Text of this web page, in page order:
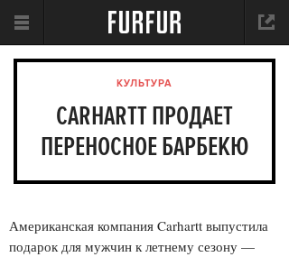
КУЛЬТУРА
CARHARTT ПРОДАЕТ
ПЕРЕНОСНОЕ БАРБЕКЮ
Американская компания Carhartt выпустила
подарок для мужчин к летнему сезону —